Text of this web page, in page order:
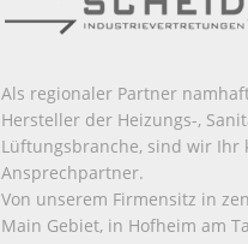
Als regionaler Partner
Hersteller der Heizungs-,
Lüftungsbranche, sind wir Ihr
Ansprechpartner.
Von unserem Firmensitz in
Main Gebiet, in Hofheim am